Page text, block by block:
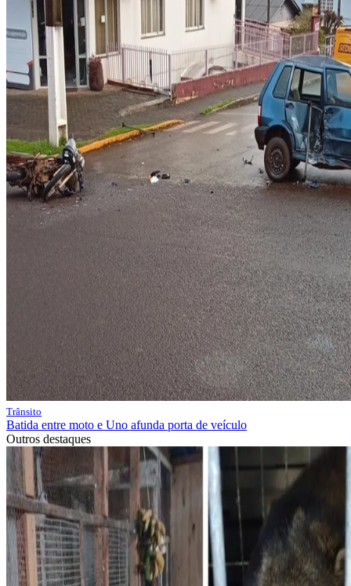
Trânsito
Batida entre moto e Uno afunda porta de veículo
Outros destaques